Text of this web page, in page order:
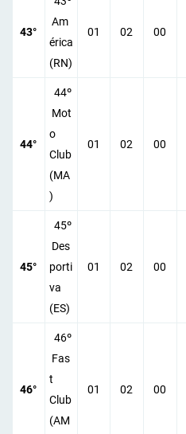
43°
Am
érica
(RN)
01 02 00
44°
44º
Mot
o
Club
(MA
)
01 02 00
45°
45º
Des
porti
va
(ES)
01 02 00
46°
46º
Fas
t
Club
(AM
01 02 00